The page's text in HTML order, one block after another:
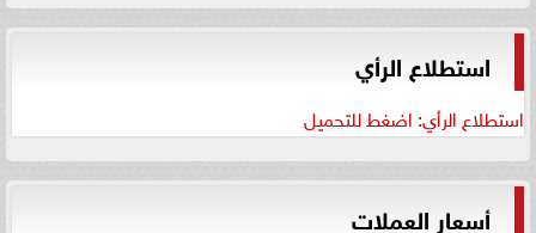
استطلاع الرأي
استطلاع الرأي: اضغط للتحميل
أسعار العملات